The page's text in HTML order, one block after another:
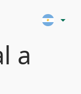
arrow_drop_down
a